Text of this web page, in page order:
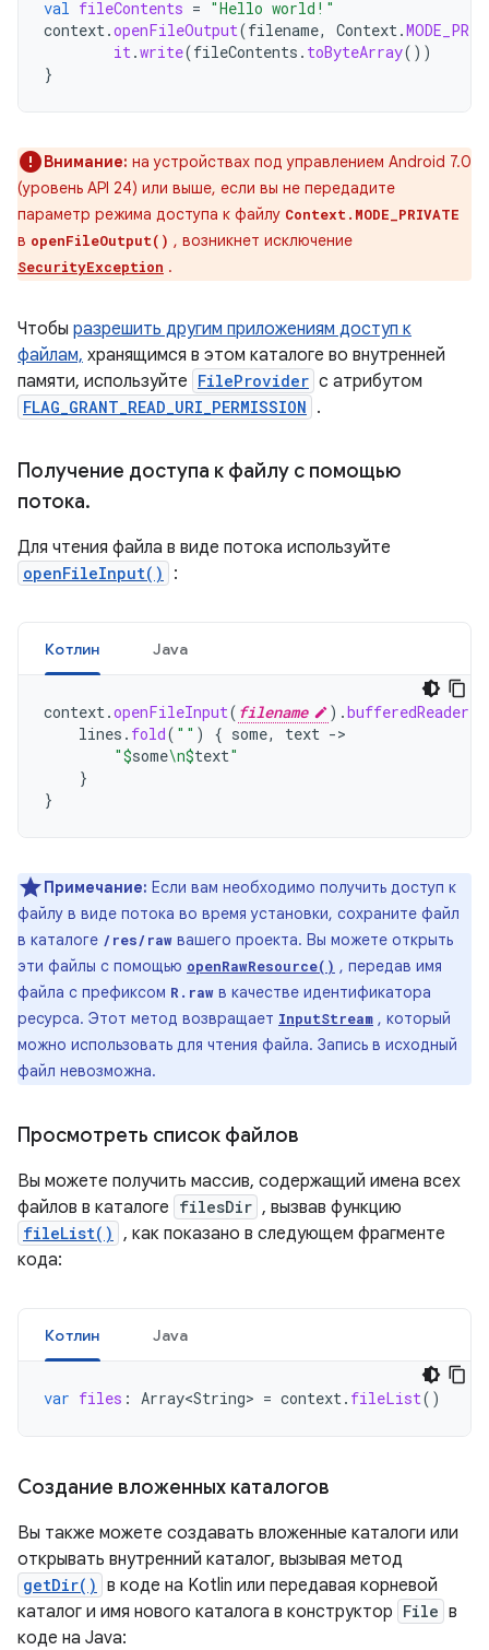
val fileContents = "Hello world!"
context.openFileOutput(filename, Context.
it.write(fileContents . toByteArray())
}
Внимание: на устройствах под управлением Android 7.0
(уровень API 24) или выше, если вы не передадите
параметр режима доступа к файлу Context.MODE_PRIVATE
в openFileOutput() , возникнет исключение
SecurityException .
Чтобы разрешить другим приложениям доступ к
файлам, хранящимся в этом каталоге во внутренней
памяти, используйте FileProvider с атрибутом
FLAG_GRANT_READ_URI_PERMISSION .
Получение доступа к файлу с помощью
потока.
Для чтения файла в виде потока используйте
openFileInput() :
Котлин Java
context.openFileInput( filename ).bufferedReader
lines . fold( "" ) { some, text ->
"$some\n$text"
}
}
Примечание: Если вам необходимо получить доступ к
файлу в виде потока во время установки, сохраните файл
в каталоге /res/raw вашего проекта. Вы можете открыть
эти файлы с помощью openRawResource() , передав имя
файла с префиксом R.raw в качестве идентификатора
ресурса. Этот метод возвращает InputStream , который
можно использовать для чтения файла. Запись в исходный
файл невозможна.
Просмотреть список файлов
Вы можете получить массив, содержащий имена всех
файлов в каталоге filesDir , вызвав функцию
fileList() , как показано в следующем фрагменте
кода:
Котлин Java
var files : Array<String> = context. fileList()
Создание вложенных каталогов
Вы также можете создавать вложенные каталоги или
открывать внутренний каталог, вызывая метод
getDir() в коде на Kotlin или передавая корневой
каталог и имя нового каталога в конструктор File в
коде на Java: